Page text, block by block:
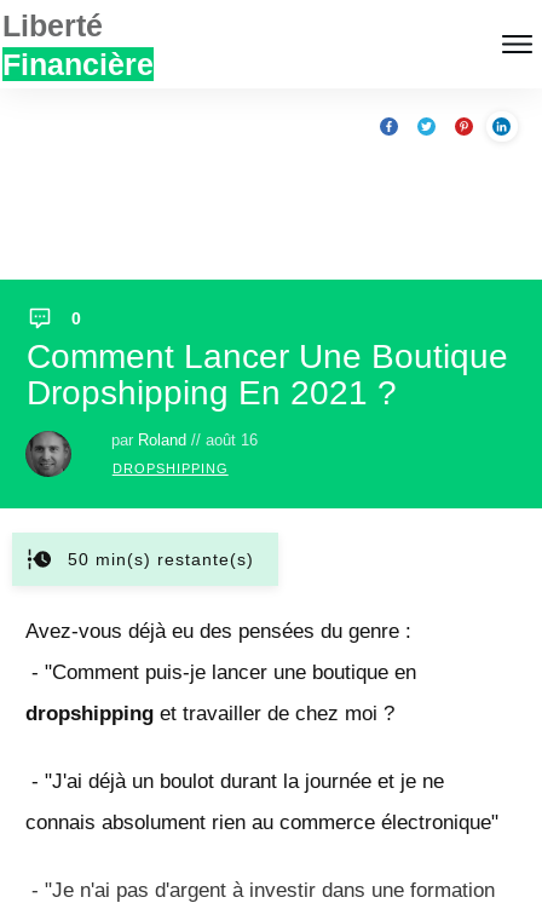
Liberté
Financière
0
Comment Lancer Une Boutique
Dropshipping En 2021 ?
par Roland // août 16
DROPSHIPPING
50 min(s) restante(s)
Avez-vous déjà eu des pensées du genre :
- "Comment puis-je lancer une boutique en
dropshipping et travailler de chez moi ?
- "J'ai déjà un boulot durant la journée et je ne
connais absolument rien au commerce électronique"
- "Je n'ai pas d'argent à investir dans une formation